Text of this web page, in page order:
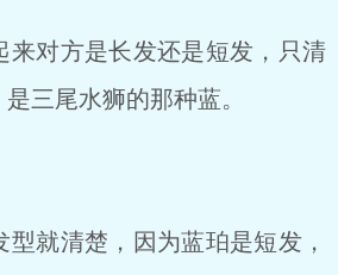
对方是长发还是短发，只清
三尾水狮的那种蓝。
就清楚，因为蓝珀是短发，